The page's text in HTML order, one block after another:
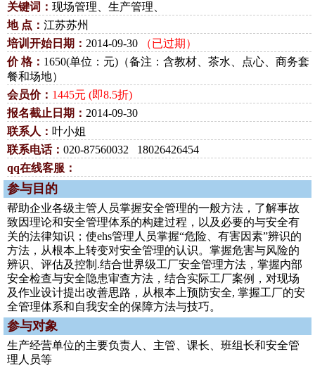
关键词： 现场管理、生产管理、
地 点： 江苏苏州
培训开始日期： 2014-09-30
（已过期）
价 格： 1650(单位：元)（备注：含教材、茶水、点心、商务套
餐和场地）
会员价： 1445元 (即8.5折)
报名截止日期： 2014-09-30
联系人： 叶小姐
联系电话： 020-87560032 18026426454
qq在线客服：
参与目的
帮助企业各级主管人员掌握安全管理的一般方法，了解事故
致因理论和安全管理体系的构建过程，以及必要的与安全有
关的法律知识；使ehs管理人员掌握“危险、有害因素”辨识的
方法，从根本上转变对安全管理的认识。掌握危害与风险的
辨识、评估及控制.结合世界级工厂安全管理方法，掌握内部
安全检查与安全隐患审查方法，结合实际工厂案例，对现场
及作业设计提出改善思路，从根本上预防安全, 掌握工厂的安
全管理体系和自我安全的保障方法与技巧。
参与对象
生产经营单位的主要负责人、主管、课长、班组长和安全管
理人员等